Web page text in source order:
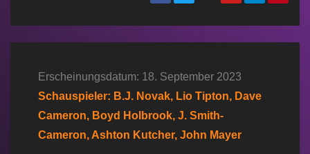
Erscheinungsdatum: 18. September 2023
Schauspieler: B.J. Novak, Lio Tipton, Dave
Cameron, Boyd Holbrook, J. Smith-
Cameron, Ashton Kutcher, John Mayer